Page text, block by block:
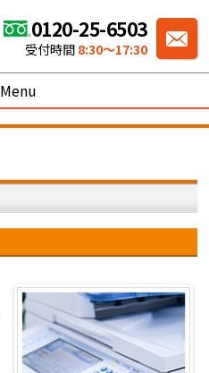
0120-25-6503
受付時間 8:30〜17:30
Menu